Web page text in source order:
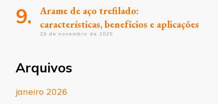
Arame de aço trefilado:
características, benefícios e aplicações
26 de novembro de 2025
Arquivos
janeiro 2026